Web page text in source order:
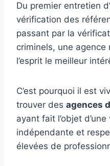
Du premier entretien
vérification des
passant par la
criminels, une
l’esprit le meilleur
C’est pourquoi il est
trouver des agences
ayant fait l’objet
indépendante et
élevées de